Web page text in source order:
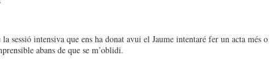
la sessió intensiva que ens ha donat avui el Jaume intentaré fer un acta més o
abans de que se m’oblidi.